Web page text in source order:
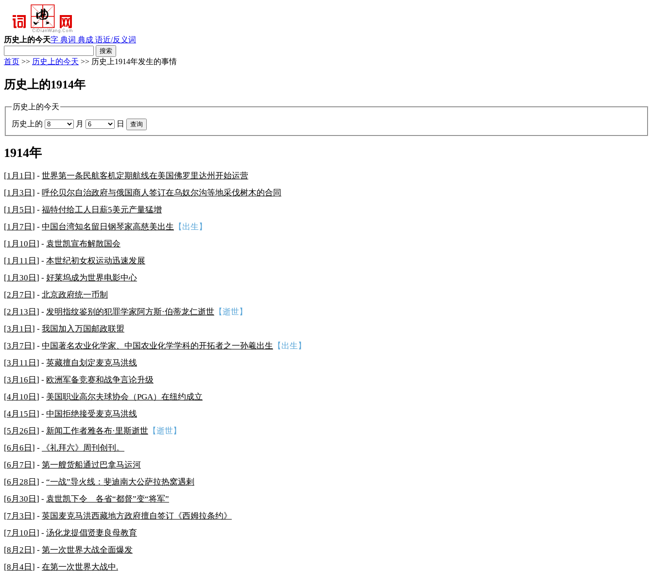
历史上的今天字 典词 典成 语近/反义词
首页 >> 历史上的今天 >> 历史上1914年发生的事情
历史上的1914年
历史上的今天
历史上的 月 日
1914年
[1月1日 ] - 世界第一条民航客机定期航线在美国佛罗里达州开始运营
[1月3日 ] - 呼伦贝尔自治政府与俄国商人签订在乌奴尔沟等地采伐树木的合同
[1月5日 ] - 福特付给工人日薪5美元产量猛增
[1月7日 ] - 中国台湾知名留日钢琴家高慈美出生
【出生】
[1月10日 ] - 袁世凯宣布解散国会
[1月11日 ] - 本世纪初女权运动迅速发展
[1月30日 ] - 好莱坞成为世界电影中心
[2月7日 ] - 北京政府统一币制
[2月13日 ] - 发明指纹鉴别的犯罪学家阿方斯·伯蒂龙仁逝世 【逝世】
[3月1日 ] - 我国加入万国邮政联盟
[3月7日 ] - 中国著名农业化学家、中国农业化学学科的开拓者之一孙羲出生
【出生】
[3月11日 ] - 英藏擅自划定麦克马洪线
[3月16日 ] - 欧洲军备竞赛和战争言论升级
[4月10日 ] - 美国职业高尔夫球协会（PGA）在纽约成立
[4月15日 ] - 中国拒绝接受麦克马洪线
[5月26日 ] - 新闻工作者雅各布·里斯逝世 【逝世】
[6月6日 ] -
《礼拜六》周刊创刊。
[6月7日 ] - 第一艘货船通过巴拿马运河
[6月28日 ] - “一战”导火线：斐迪南大公萨拉热窝遇剌
[6月30日 ] - 袁世凯下令 各省“都督”变“将军”
[7月3日 ] - 英国麦克马洪西藏地方政府擅自签订《西姆拉条约》
[7月10日 ] - 汤化龙提倡贤妻良母教育
[8月2日 ] - 第一次世界大战全面爆发
[8月4日 ] - 在第一次世界大战中.